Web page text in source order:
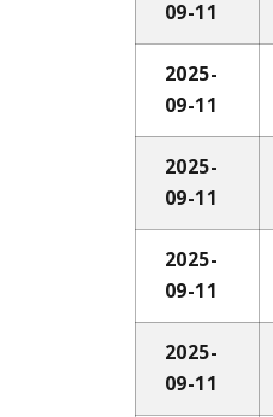
09-11
2025-
09-11
2025-
09-11
2025-
09-11
2025-
09-11